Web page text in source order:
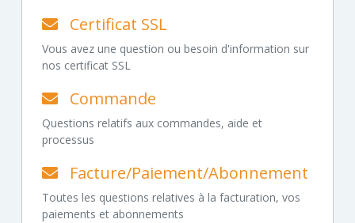
Certificat SSL
Vous avez une question ou besoin d'information sur
nos certificat SSL
Commande
Questions relatifs aux commandes, aide et
processus
Facture/Paiement/Abonnement
Toutes les questions relatives à la facturation, vos
paiements et abonnements